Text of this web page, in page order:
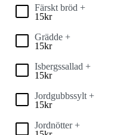
Färskt bröd +
15kr
Grädde +
15kr
Isbergssallad +
15kr
Jordgubbssylt +
15kr
Jordnötter +